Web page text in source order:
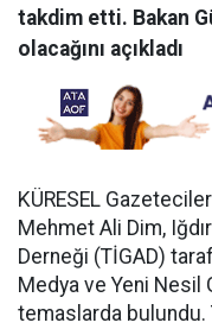
takdim etti. Bakan
olacağını açıkladı
KÜRESEL
Mehmet Ali Dim,
Derneği (TİGAD)
Medya ve Yeni Nesil
temaslarda bulundu.